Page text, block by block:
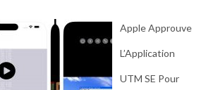
Apple Approuve
L’Application
UTM SE Pour